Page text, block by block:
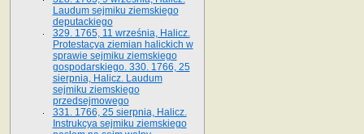
Laudum sejmiku ziemskiego
deputackiego
329. 1765, 11 września, Halicz.
Protestacya ziemian halickich w
sprawie sejmiku ziemskiego
gospodarskiego. 330. 1766, 25
sierpnia, Halicz. Laudum
sejmiku ziemskiego
przedsejmowego
331. 1766, 25 sierpnia, Halicz.
Instrukcya sejmiku ziemskiego